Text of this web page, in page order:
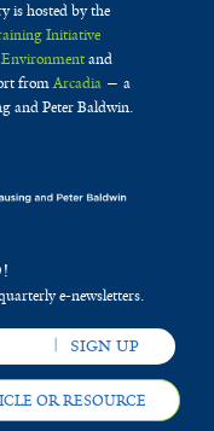
is hosted by the
Initiative
Environmentand
fromArcadia— a
and Peter Baldwin.
e-newsletters.
OR RESOURCE